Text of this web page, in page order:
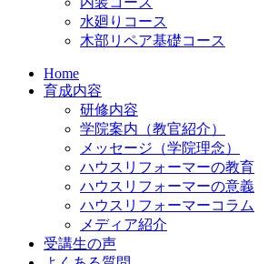
水廻りコース
木部リペア基礎コース
Home
育成内容
研修内容
学院案内（教官紹介）
メッセージ（学院理念）
ハウスリフォーマーの教育
ハウスリフォーマーの意義
ハウスリフォーマーコラム
メディア紹介
受講生の声